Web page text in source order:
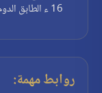
16 ء الطابق الدوم ، الوحدة 4
روابط مهمة: